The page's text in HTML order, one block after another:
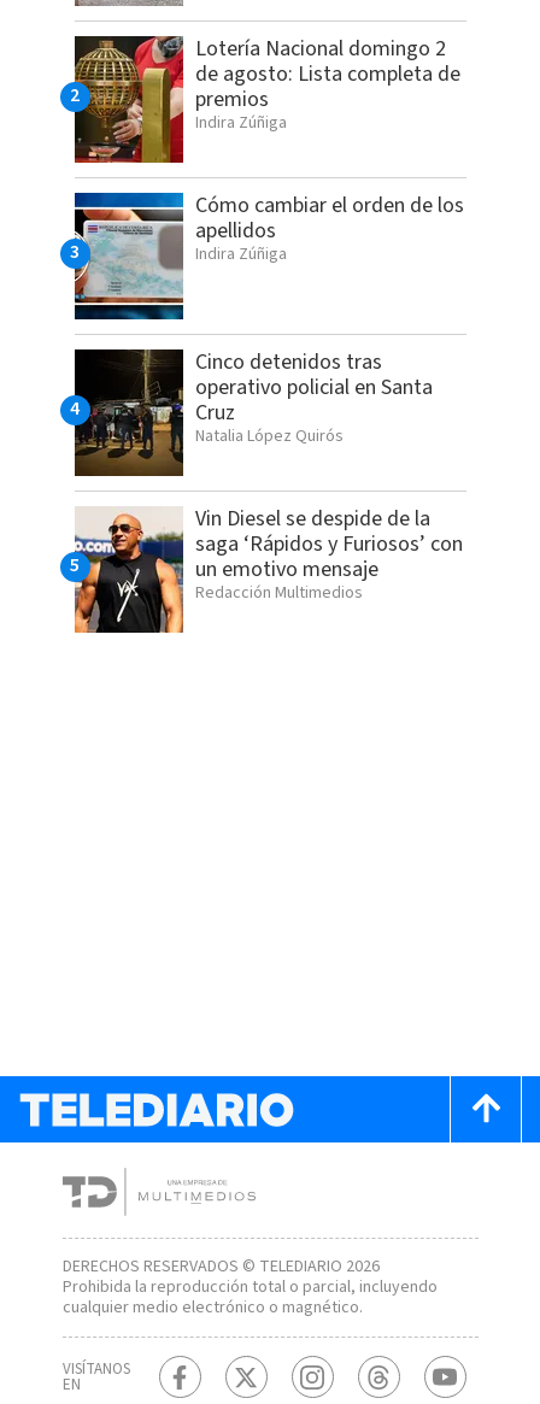
Lotería Nacional domingo 2
de agosto: Lista completa de
premios
Indira Zúñiga
Cómo cambiar el orden de los
apellidos
Indira Zúñiga
Cinco detenidos tras
operativo policial en Santa
Cruz
Natalia López Quirós
Vin Diesel se despide de la
saga ‘Rápidos y Furiosos’ con
un emotivo mensaje
Redacción Multimedios
DERECHOS RESERVADOS © TELEDIARIO 2026
Prohibida la reproducción total o parcial, incluyendo
cualquier medio electrónico o magnético.
VISÍTANOS
EN